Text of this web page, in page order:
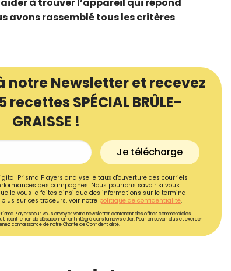
avons rassemblé tous les critères
notre Newsletter et recevez
recettes SPÉCIAL BRÛLE-
GRAISSE !
Je télécharge
Prisma Players analyse le taux d'ouverture des courriels
des campagnes. Nous pourrons savoir si vous
vous le faites ainsi que des informations sur le terminal
sur ces traceurs, voir notre politique de confidentialité.
Playerspour vous envoyer votre newsletter contenant des offres commerciales
le lien de désabonnement intégré dans la newsletter. Pour en savoir plus et exercer
connaissance de notreCharte de Confidentialité.
Recevez gratuitement 180
recettes inédites de CROQ
!
Ainsi que la newsletter promotionnelle de